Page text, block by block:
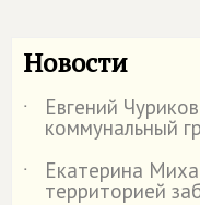
Новости
˙ Евгений
коммунальный
˙
Екатерина
территорией